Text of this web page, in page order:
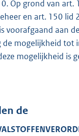
Op grond van art.
en art. 150 lid
voorafgaand aan
de mogelijkheid tot
mogelijkheid is
de